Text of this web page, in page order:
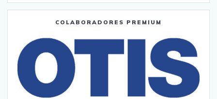
COLABORADORES PREMIUM